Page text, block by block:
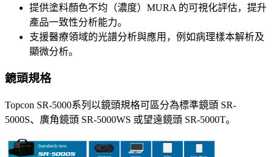
提供塗料顏色不均（濃度）MURA 的可視化評估，提升
產品一致性分析能力。
支援醫療領域的光譜分析與應用，例如病理樣本解析及
顯微分析。
鏡頭規格
Topcon SR-5000系列以鏡頭規格可區分為標準鏡頭 SR-
5000S、廣角鏡頭 SR-5000WS 或望遠鏡頭 SR-5000T。